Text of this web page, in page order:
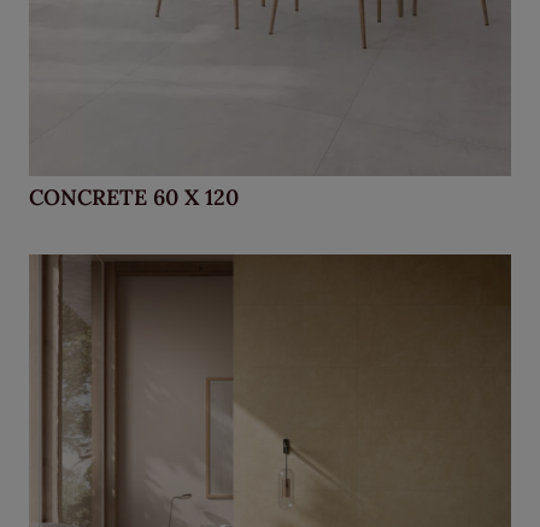
CONCRETE 60 X 120